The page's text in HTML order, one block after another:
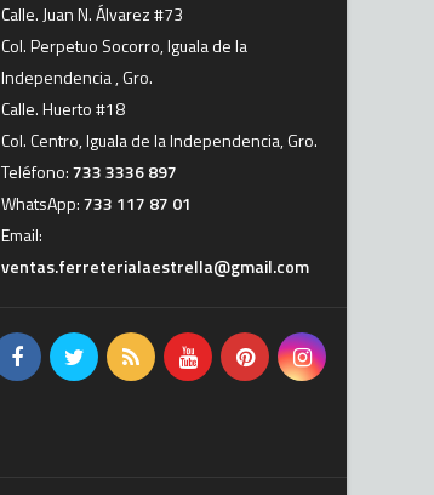
Calle. Juan N. Álvarez #73
Col. Perpetuo Socorro, Iguala de la
Independencia , Gro.
Calle. Huerto #18
Col. Centro, Iguala de la Independencia, Gro.
Teléfono:733 3336 897
WhatsApp:733 117 87 01
Email:
ventas.ferreterialaestrella@gmail.com